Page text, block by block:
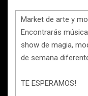
Market de arte y
Encontrarás
show de magia,
de semana
TE ESPERAMOS!